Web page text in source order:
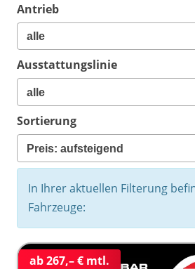
Antrieb
Ausstattungslinie
Sortierung
In Ihrer aktuellen Filterung
Fahrzeuge:
ab 267,– € mtl.